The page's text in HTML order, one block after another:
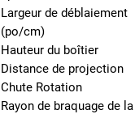
Largeur de déblaiement
(po/cm)
Hauteur du boîtier
Distance de projection
Chute Rotation
Rayon de braquage de la